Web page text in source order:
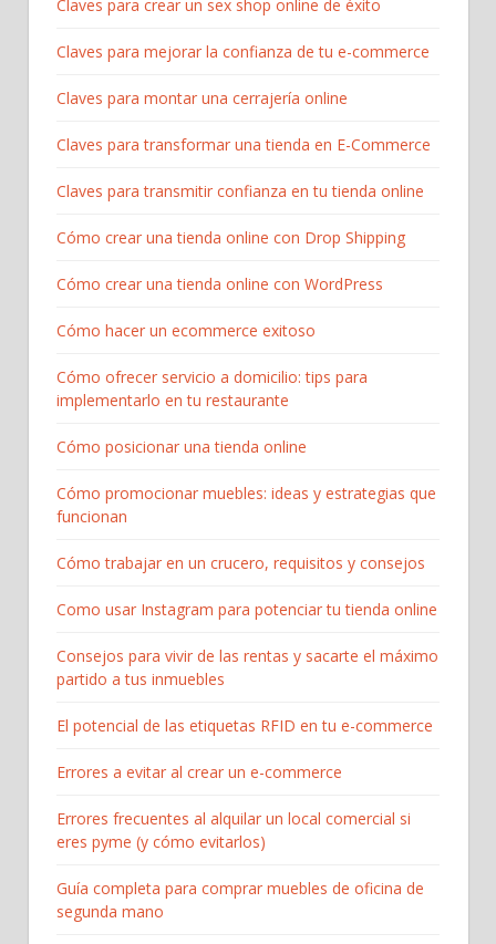
Claves para crear un sex shop online de éxito
Claves para mejorar la confianza de tu e-commerce
Claves para montar una cerrajería online
Claves para transformar una tienda en E-Commerce
Claves para transmitir confianza en tu tienda online
Cómo crear una tienda online con Drop Shipping
Cómo crear una tienda online con WordPress
Cómo hacer un ecommerce exitoso
Cómo ofrecer servicio a domicilio: tips para
implementarlo en tu restaurante
Cómo posicionar una tienda online
Cómo promocionar muebles: ideas y estrategias que
funcionan
Cómo trabajar en un crucero, requisitos y consejos
Como usar Instagram para potenciar tu tienda online
Consejos para vivir de las rentas y sacarte el máximo
partido a tus inmuebles
El potencial de las etiquetas RFID en tu e-commerce
Errores a evitar al crear un e-commerce
Errores frecuentes al alquilar un local comercial si
eres pyme (y cómo evitarlos)
Guía completa para comprar muebles de oficina de
segunda mano